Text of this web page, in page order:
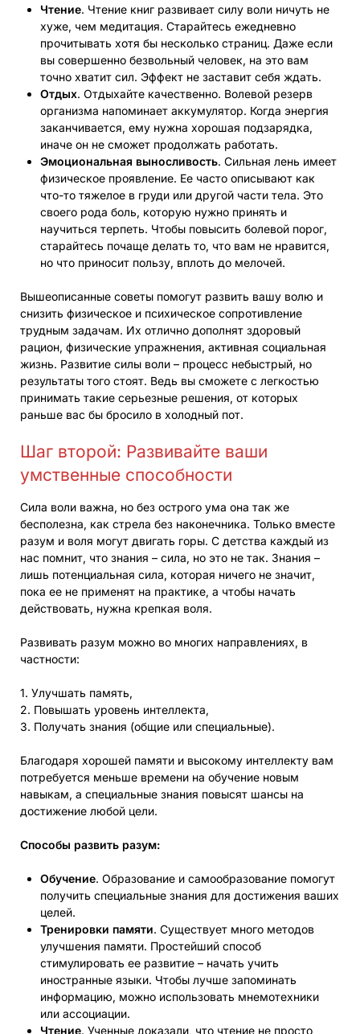
Чтение. Чтение книг развивает силу воли ничуть не
хуже, чем медитация. Старайтесь ежедневно
прочитывать хотя бы несколько страниц. Даже если
вы совершенно безвольный человек, на это вам
точно хватит сил. Эффект не заставит себя ждать.
Отдых. Отдыхайте качественно. Волевой резерв
организма напоминает аккумулятор. Когда энергия
заканчивается, ему нужна хорошая подзарядка,
иначе он не сможет продолжать работать.
Эмоциональная выносливость. Сильная лень имеет
физическое проявление. Ее часто описывают как
что-то тяжелое в груди или другой части тела. Это
своего рода боль, которую нужно принять и
научиться терпеть. Чтобы повысить болевой порог,
старайтесь почаще делать то, что вам не нравится,
но что приносит пользу, вплоть до мелочей.
Вышеописанные советы помогут развить вашу волю и
снизить физическое и психическое сопротивление
трудным задачам. Их отлично дополнят здоровый
рацион, физические упражнения, активная социальная
жизнь. Развитие силы воли – процесс небыстрый, но
результаты того стоят. Ведь вы сможете с легкостью
принимать такие серьезные решения, от которых
раньше вас бы бросило в холодный пот.
Шаг второй: Развивайте ваши
умственные способности
Сила воли важна, но без острого ума она так же
бесполезна, как стрела без наконечника. Только вместе
разум и воля могут двигать горы. С детства каждый из
нас помнит, что знания – сила, но это не так. Знания –
лишь потенциальная сила, которая ничего не значит,
пока ее не применят на практике, а чтобы начать
действовать, нужна крепкая воля.
Развивать разум можно во многих направлениях, в
частности:
1. Улучшать память,
2. Повышать уровень интеллекта,
3. Получать знания (общие или специальные).
Благодаря хорошей памяти и высокому интеллекту вам
потребуется меньше времени на обучение новым
навыкам, а специальные знания повысят шансы на
достижение любой цели.
Способы развить разум:
Обучение. Образование и самообразование помогут
получить специальные знания для достижения ваших
целей.
Тренировки памяти. Существует много методов
улучшения памяти. Простейший способ
стимулировать ее развитие – начать учить
иностранные языки. Чтобы лучше запоминать
информацию, можно использовать мнемотехники
или ассоциации.
Чтение. Ученные доказали, что чтение не просто